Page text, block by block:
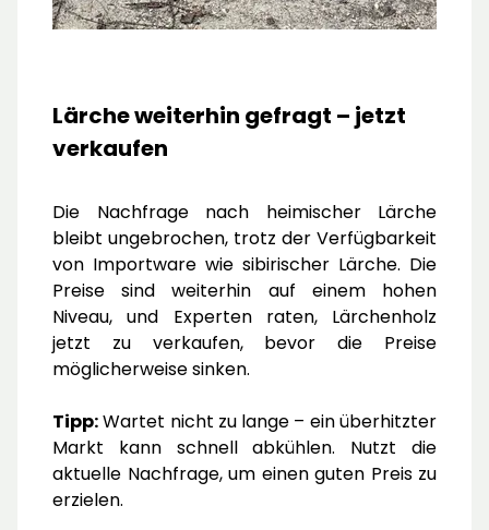
Lärche weiterhin gefragt – jetzt
verkaufen
Die Nachfrage nach heimischer Lärche
bleibt ungebrochen, trotz der Verfügbarkeit
von Importware wie sibirischer Lärche. Die
Preise sind weiterhin auf einem hohen
Niveau, und Experten raten, Lärchenholz
jetzt zu verkaufen, bevor die Preise
möglicherweise sinken.
Tipp:Wartet nicht zu lange – ein überhitzter
Markt kann schnell abkühlen. Nutzt die
aktuelle Nachfrage, um einen guten Preis zu
erzielen.